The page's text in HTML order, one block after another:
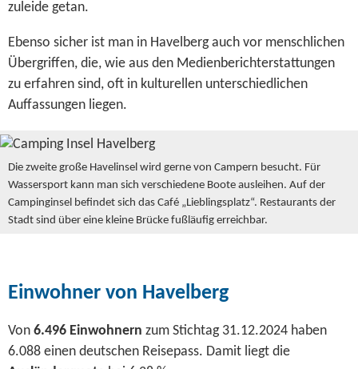
zuleide getan.
Ebenso sicher ist man in Havelberg auch vor menschlichen
Übergriffen, die, wie aus den Medienberichterstattungen
zu erfahren sind, oft in kulturellen unterschiedlichen
Auffassungen liegen.
Die zweite große Havelinsel wird gerne von Campern besucht. Für
Wassersport kann man sich verschiedene Boote ausleihen. Auf der
Campinginsel befindet sich das Café „Lieblingsplatz“. Restaurants der
Stadt sind über eine kleine Brücke fußläufig erreichbar.
Einwohner von Havelberg
Von 6.496 Einwohnern zum Stichtag 31.12.2024 haben
6.088 einen deutschen Reisepass. Damit liegt die